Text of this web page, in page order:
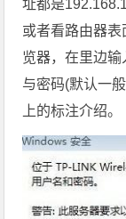
址都是
或者看路由器表
览器，在里边
与密码(默认一
上的标注介绍。